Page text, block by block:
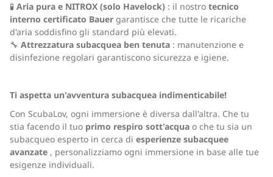
🧪 Aria pura e NITROX (solo Havelock) : il nostro tecnico
interno certificato Bauer garantisce che tutte le ricariche
d'aria soddisfino gli standard più elevati.
🔧 Attrezzatura subacquea ben tenuta : manutenzione e
disinfezione regolari garantiscono sicurezza e igiene.
Ti aspetta un'avventura subacquea indimenticabile!
Con ScubaLov, ogni immersione è diversa dall'altra. Che tu
stia facendo il tuo primo respiro sott'acqua o che tu sia un
subacqueo esperto in cerca di esperienze subacquee
avanzate , personalizziamo ogni immersione in base alle tue
esigenze individuali.